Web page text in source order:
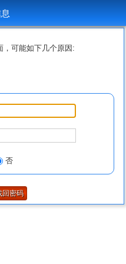
，可能如下几个原因:
否